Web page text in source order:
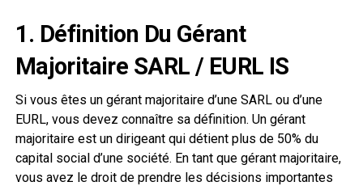
1. Définition Du Gérant
Majoritaire SARL / EURL IS
Si vous êtes un gérant majoritaire d’une SARL ou d’une
EURL, vous devez connaître sa définition. Un gérant
majoritaire est un dirigeant qui détient plus de 50% du
capital social d’une société. En tant que gérant majoritaire,
vous avez le droit de prendre les décisions importantes